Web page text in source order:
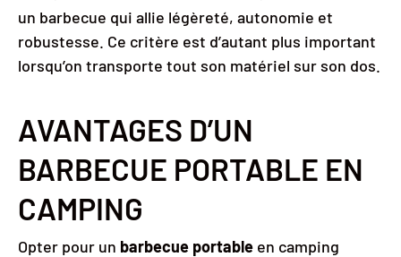
un barbecue qui allie légèreté, autonomie et
robustesse. Ce critère est d’autant plus important
lorsqu’on transporte tout son matériel sur son dos.
AVANTAGES D’UN
BARBECUE PORTABLE EN
CAMPING
Opter pour un barbecue portable en camping